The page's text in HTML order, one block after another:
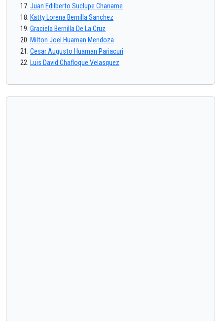
Juan Edilberto Suclupe Chaname
Katty Lorena Bernilla Sanchez
Graciela Bernilla De La Cruz
Milton Joel Huaman Mendoza
Cesar Augusto Huaman Pariacuri
Luis David Chafloque Velasquez